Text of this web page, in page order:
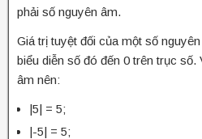
phải số nguyên âm.
Giá trị tuyệt đối của một số
biểu diễn số đó đến 0 trên trục
âm nên:
|5| = 5;
|-5| = 5;